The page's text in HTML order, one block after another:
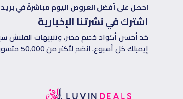
احصل على أفضل العروض اليوم مباشرةً في
اشترك في نشرتنا الإخبارية
خد أحسن أكواد خصم مصر، وتنبيهات الفلاش
إيميلك كل أسبوع. انضم لأكتر من 50,000 متسوق في مصر.